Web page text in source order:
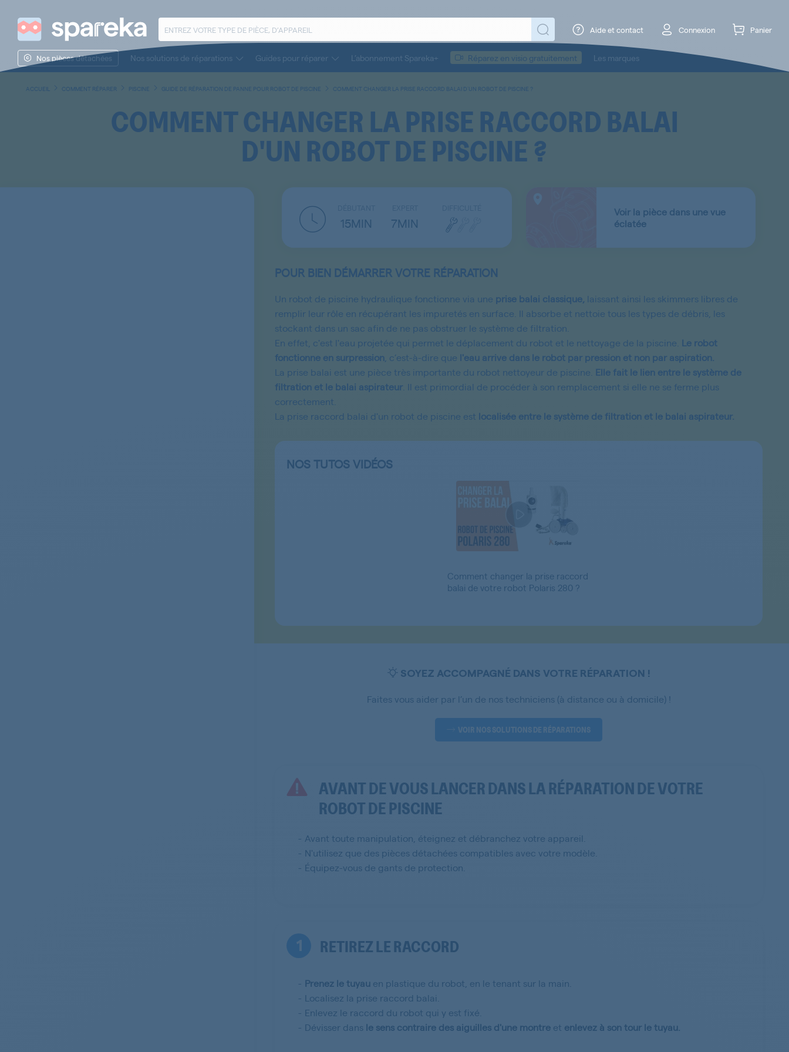
Aide et contact Connexion Panier
Nos pièces détachées Nos solutions de réparations Guides pour réparer L’abonnement Spareka+ Réparez en visio gratuitement Les marques
ACCUEIL COMMENT RÉPARER PISCINE GUIDE DE RÉPARATION DE PANNE POUR ROBOT DE PISCINE COMMENT CHANGER LA PRISE RACCORD BALAI D'UN ROBOT DE PISCINE ?
COMMENT CHANGER LA PRISE RACCORD BALAI
D'UN ROBOT DE PISCINE ?
15MIN 7MIN
Voir la pièce dans une vue
éclatée
POUR BIEN DÉMARRER VOTRE RÉPARATION
Un robot de piscine hydraulique fonctionne via une prise balai classique, laissant ainsi les skimmers libres de
remplir leur rôle en récupérant les impuretés en surface. Il absorbe et nettoie tous les types de débris, les
stockant dans un sac afin de ne pas obstruer le système de filtration.
En effet, c'est l'eau projetée qui permet le déplacement du robot et le nettoyage de la piscine. Le robot
fonctionne en surpression , c’est-à-dire que l'eau arrive dans le robot par pression et non par aspiration.
La prise balai est une pièce très importante du robot nettoyeur de piscine. Elle fait le lien entre le système de
filtration et le balai aspirateur Il est primordial de procéder à son remplacement si elle ne se ferme plus
correctement.
La prise raccord balai d'un robot de piscine est localisée entre le système de filtration et le balai aspirateur.
NOS TUTOS VIDÉOS
Comment changer la prise raccord
balai de votre robot Polaris 280 ?
SOYEZ ACCOMPAGNÉ DANS VOTRE RÉPARATION !
Faites vous aider par l’un de nos techniciens (à distance ou à domicile) !
VOIR NOS SOLUTIONS DE RÉPARATIONS
AVANT DE VOUS LANCER DANS LA RÉPARATION DE VOTRE
ROBOT DE PISCINE
Avant toute manipulation, éteignez et débranchez votre appareil.
N'utilisez que des pièces détachées compatibles avec votre modèle.
Équipez-vous de gants de protection.
1 RETIREZ LE RACCORD
Prenez le tuyau en plastique du robot, en le tenant sur la main.
Localisez la prise raccord balai.
Enlevez le raccord du robot qui y est fixé.
Dévisser dans le sens contraire des aiguilles d'une montre et enlevez à son tour le tuyau.